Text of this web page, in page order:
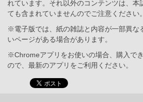
れています。それ以外のコンテンツは、本
ても含まれていませんのでご注意ください。
※電子版では、紙の雑誌と内容が一部異な
いページがある場合があります。
※Chromeアプリをお使いの場合、購入で
ので、最新のアプリをご利用ください。